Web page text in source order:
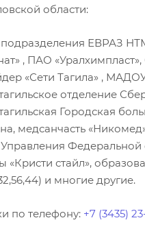
области:
подразделения ЕВРАЗ
, ПАО
«Сети Тагила» ,
отделение
Городская
медсанчасть
Федеральной
«Кристи стайл»,
и многие другие.
по телефону: +7 (3435)